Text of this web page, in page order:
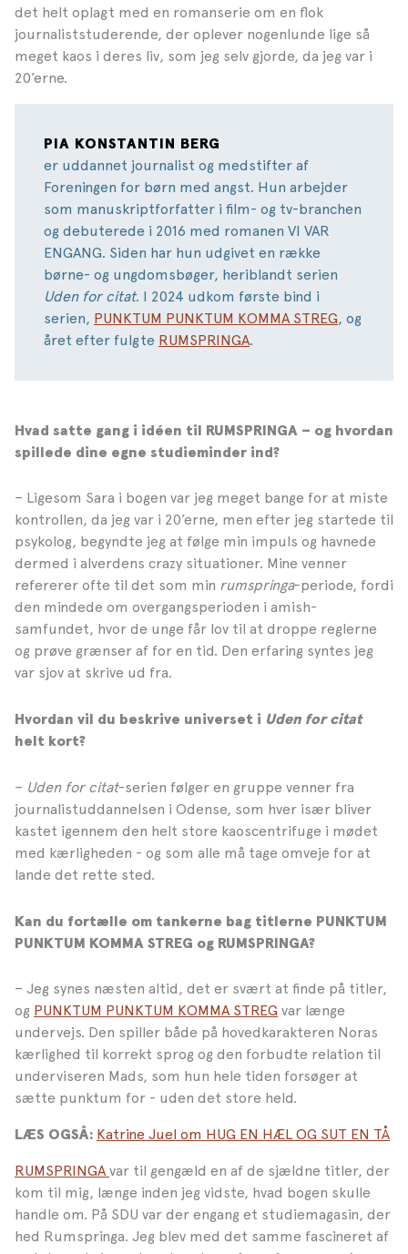
det helt oplagt med en romanserie om en flok
journaliststuderende, der oplever nogenlunde lige så
meget kaos i deres liv, som jeg selv gjorde, da jeg var i
20’erne.
PIA KONSTANTIN BERG
er uddannet journalist og medstifter af
Foreningen for børn med angst. Hun arbejder
som manuskriptforfatter i film- og tv-branchen
og debuterede i 2016 med romanen VI VAR
ENGANG. Siden har hun udgivet en række
børne- og ungdomsbøger, heriblandt serien
Uden for citat. I 2024 udkom første bind i
serien, PUNKTUM PUNKTUM KOMMA STREG, og
året efter fulgte RUMSPRINGA.
Hvad satte gang i idéen til RUMSPRINGA – og hvordan
spillede dine egne studieminder ind?
– Ligesom Sara i bogen var jeg meget bange for at miste
kontrollen, da jeg var i 20’erne, men efter jeg startede til
psykolog, begyndte jeg at følge min impuls og havnede
dermed i alverdens crazy situationer. Mine venner
refererer ofte til det som min rumspringa-periode, fordi
den mindede om overgangsperioden i amish-
samfundet, hvor de unge får lov til at droppe reglerne
og prøve grænser af for en tid. Den erfaring syntes jeg
var sjov at skrive ud fra.
Hvordan vil du beskrive universet i Uden for citat
helt kort?
– Uden for citat-serien følger en gruppe venner fra
journalistuddannelsen i Odense, som hver især bliver
kastet igennem den helt store kaoscentrifuge i mødet
med kærligheden - og som alle må tage omveje for at
lande det rette sted.
Kan du fortælle om tankerne bag titlerne PUNKTUM
PUNKTUM KOMMA STREG og RUMSPRINGA?
– Jeg synes næsten altid, det er svært at finde på titler,
og PUNKTUM PUNKTUM KOMMA STREG var længe
undervejs. Den spiller både på hovedkarakteren Noras
kærlighed til korrekt sprog og den forbudte relation til
underviseren Mads, som hun hele tiden forsøger at
sætte punktum for - uden det store held.
LÆS OGSÅ: Katrine Juel om HUG EN HÆL OG SUT EN TÅ
RUMSPRINGAvar til gengæld en af de sjældne titler, der
kom til mig, længe inden jeg vidste, hvad bogen skulle
handle om. På SDU var der engang et studiemagasin, der
hed Rumspringa. Jeg blev med det samme fascineret af